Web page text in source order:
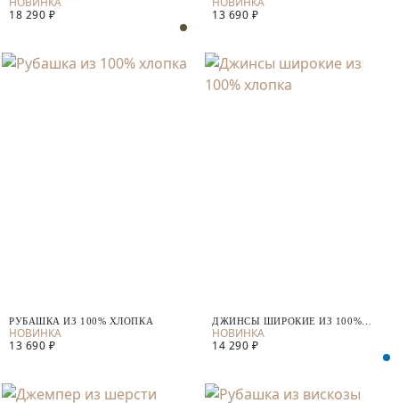
18 290 ₽ 13 690 ₽
РУБАШКА ИЗ 100% ХЛОПКА
13 690 ₽
ДЖИНСЫ ШИРОКИЕ ИЗ 100%
ХЛОПКА
14 290 ₽